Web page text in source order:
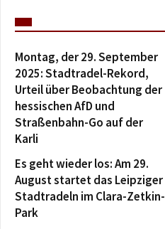
Montag, der 29. September
2025: Stadtradel-Rekord,
Urteil über Beobachtung der
hessischen AfD und
Straßenbahn-Go auf der
Karli
Es geht wieder los: Am 29.
August startet das Leipziger
Stadtradeln im Clara-Zetkin-
Park